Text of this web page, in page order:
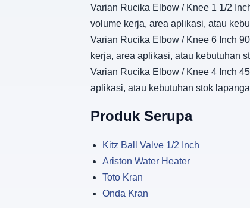
Varian Rucika Elbow / Knee 1 1/2
volume kerja, area aplikasi, atau
Varian Rucika Elbow / Knee 6 Inch
kerja, area aplikasi, atau kebutuhan
Varian Rucika Elbow / Knee 4 Inch
aplikasi, atau kebutuhan stok
Produk Serupa
Kitz Ball Valve 1/2 Inch
Ariston Water Heater
Toto Kran
Onda Kran